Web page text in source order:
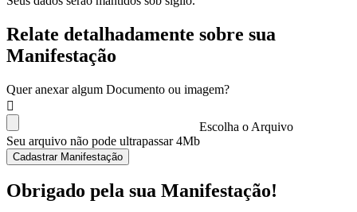
Relate detalhadamente sobre sua
Manifestação
Quer anexar algum Documento ou imagem?
Escolha o Arquivo
Seu arquivo não pode ultrapassar 4Mb
Cadastrar Manifestação
Obrigado pela sua Manifestação!